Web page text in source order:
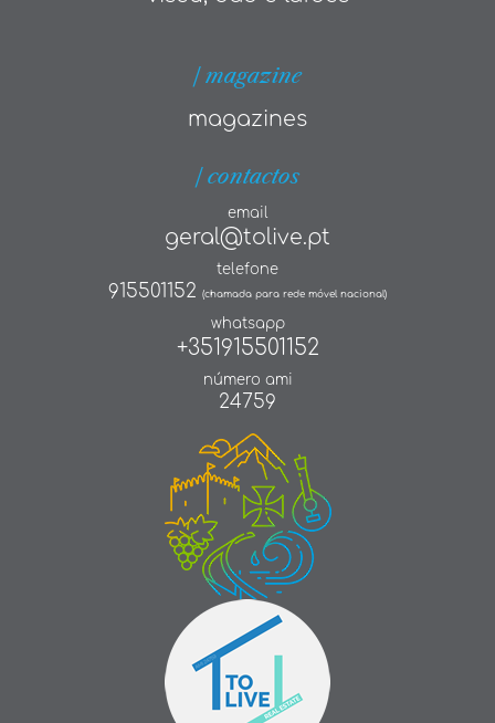
| magazine
magazines
| contactos
email
geral@tolive.pt
telefone
915501152 (chamada para rede móvel nacional)
whatsapp
+351915501152
número ami
24759